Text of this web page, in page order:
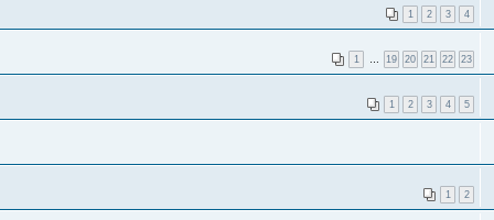
1 2 3 4
1 … 19 20 21 22 23
1 2 3 4 5
1 2